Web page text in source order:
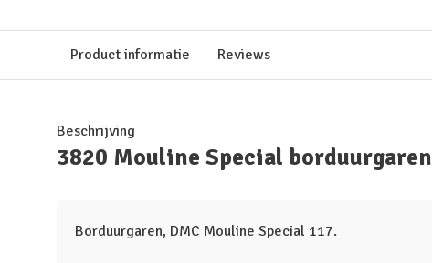
Product informatie Reviews
Beschrijving
3820 Mouline Special borduurgaren
Borduurgaren, DMC Mouline Special 117.